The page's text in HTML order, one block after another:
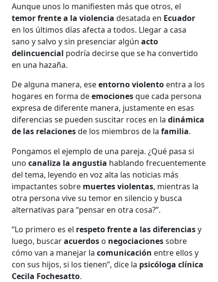
Aunque unos lo manifiesten más que otros, el
temor frente a la violencia desatada en Ecuador
en los últimos días afecta a todos. Llegar a casa
sano y salvo y sin presenciar algúnacto
delincuencial podría decirse que se ha convertido
en una hazaña.
De alguna manera, eseentorno violento entra a los
hogares en forma deemocionesque cada persona
expresa de diferente manera, justamente en esas
diferencias se pueden suscitar roces en ladinámica
de las relacionesde los miembros de lafamilia.
Pongamos el ejemplo de una pareja. ¿Qué pasa si
unocanaliza la angustia hablando frecuentemente
del tema, leyendo en voz alta las noticias más
impactantes sobre muertes violentas, mientras la
otra persona vive su temor en silencio y busca
alternativas para “pensar en otra cosa?”.
“Lo primero es el respeto frente a las diferenciasy
luego, buscaracuerdos o negociacionessobre
cómo van a manejar lacomunicación entre ellos y
con sus hijos, si los tienen”, dice la psicóloga clínica
Cecila Fochesatto.